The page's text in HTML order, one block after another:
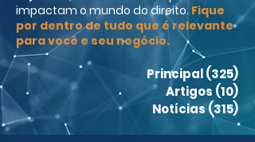
impactam o mundo do direito. Fique
por dentro de tudo que é relevante
para você e seu negócio.
Principal(325)
Artigos (10)
Notícias (315)